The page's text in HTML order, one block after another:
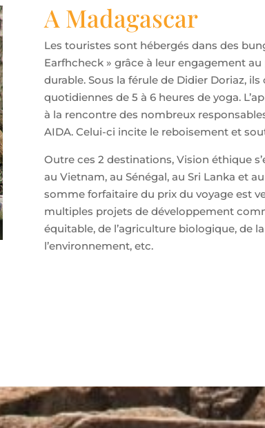
A Madagascar
Les touristes sont hébergés dans des
Earfhcheck » grâce à leur engagement
durable. Sous la férule de Didier Doriaz, ils
quotidiennes de 5 à 6 heures de yoga.
à la rencontre des nombreux
AIDA. Celui-ci incite le reboisement et
Outre ces 2 destinations, Vision éthique
au Vietnam, au Sénégal, au Sri Lanka et
somme forfaitaire du prix du voyage est
multiples projets de développement
équitable, de l’agriculture biologique, de
l’environnement, etc.